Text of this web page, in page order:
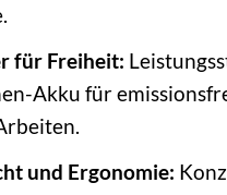
für Freiheit:
Akku für
und Ergonomie: